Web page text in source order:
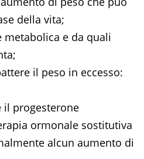
della vita;
metabolica e da quali
il peso in eccesso:
il progesterone
ormonale sostitutiva
alcun aumento di